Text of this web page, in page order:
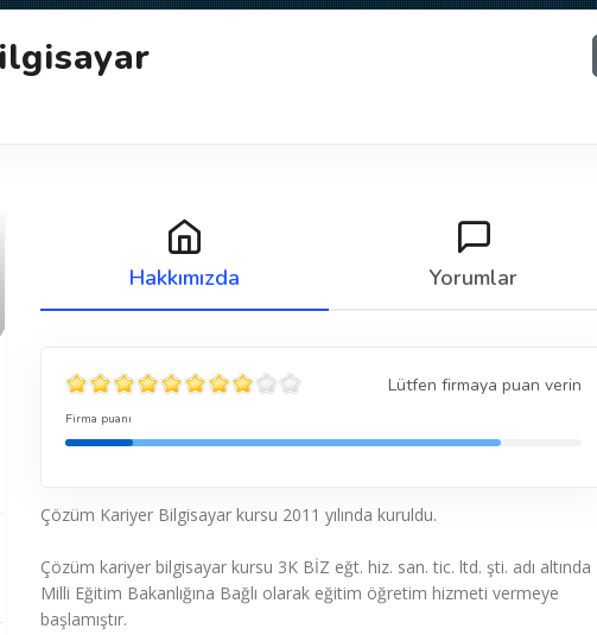
Hakkımızda Yorumlar
Lütfen firmaya puan verin
Firma puanı
Çözüm Kariyer Bilgisayar kursu 2011 yılında kuruldu.
Çözüm kariyer bilgisayar kursu 3K BİZ eğt. hiz. san. tic. ltd. şti. adı altında
Milli Eğitim Bakanlığına Bağlı olarak eğitim öğretim hizmeti vermeye
başlamıştır.